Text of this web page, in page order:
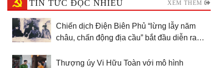
TIN TỨC ĐỌC NHIỀU XEM THÊM
Chiến dịch Điện Biên Phủ “lừng lẫy năm
châu, chấn động địa cầu” bắt đầu diễn ra
đổi vận mệnh dân tộc
Thượng úy Vi Hữu Toàn với mô hình